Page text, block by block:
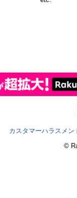
カスタマーハラスメン
©